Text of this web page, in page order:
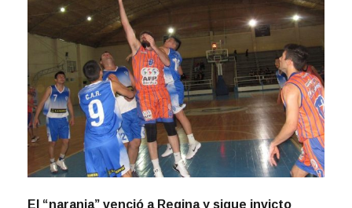
El “naranja” venció a Regina y sigue invicto